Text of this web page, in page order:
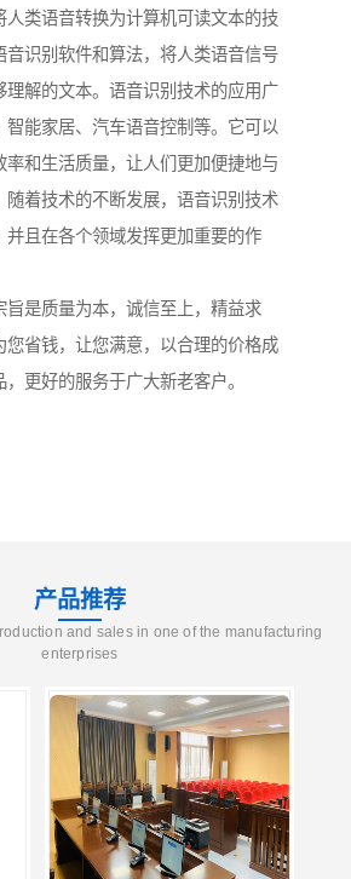
人类语音转换为计算机可读文本的技
音识别软件和算法，将人类语音信号
理解的文本。语音识别技术的应用广
智能家居、汽车语音控制等。它可以
率和生活质量，让人们更加便捷地与
随着技术的不断发展，语音识别技术
并且在各个领域发挥更加重要的作
旨是质量为本，诚信至上，精益求
您省钱，让您满意，以合理的价格成
更好的服务于广大新老客户。
产品推荐
and sales in one of the manufacturing
enterprises